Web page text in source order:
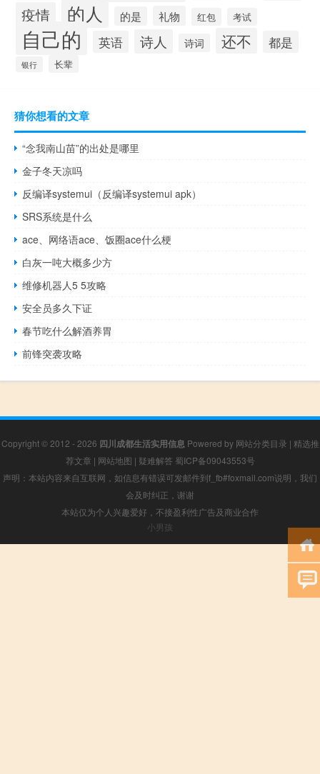
疫情 的人 的是 礼物 红包 考试
自己的 英语 诗人 诗词 还不 都是
银行 长辈
猜你想看的文章
“念我南山苗”的出处是哪里
金子冬天凉吗
反编译systemui（反编译systemui apk）
SRS系统是什么
ace、网络语ace、饭圈ace什么梗
白灰一吨大概多少方
维修机器人5 5攻略
安全员多久下证
春节吃什么解酒养胃
前锋突袭攻略
Copyright © 2012 - 2026 四川成都生活实用信息 Powered by 网站分类目录 | 精选推
荐文章 | 网站地图 | 疑难解答 蜀ICP备09043553号
声明：本站内容来自互联网，如信息有错误可发邮件到f_fb#foxmail.com说明，我们
会及时纠正，谢谢
本站仅为个人兴趣爱好，不接盈利性广告及商业合作
小男孩